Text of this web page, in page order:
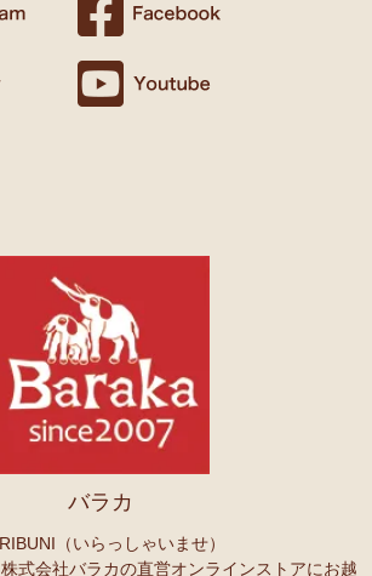
バラカ
（いらっしゃいませ）
式会社バラカの直営オンラインストアにお越